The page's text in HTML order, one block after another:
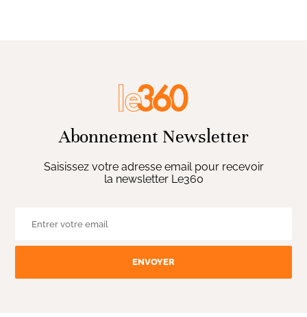
Abonnement Newsletter
Saisissez votre adresse email pour recevoir
la newsletter Le360
ENVOYER